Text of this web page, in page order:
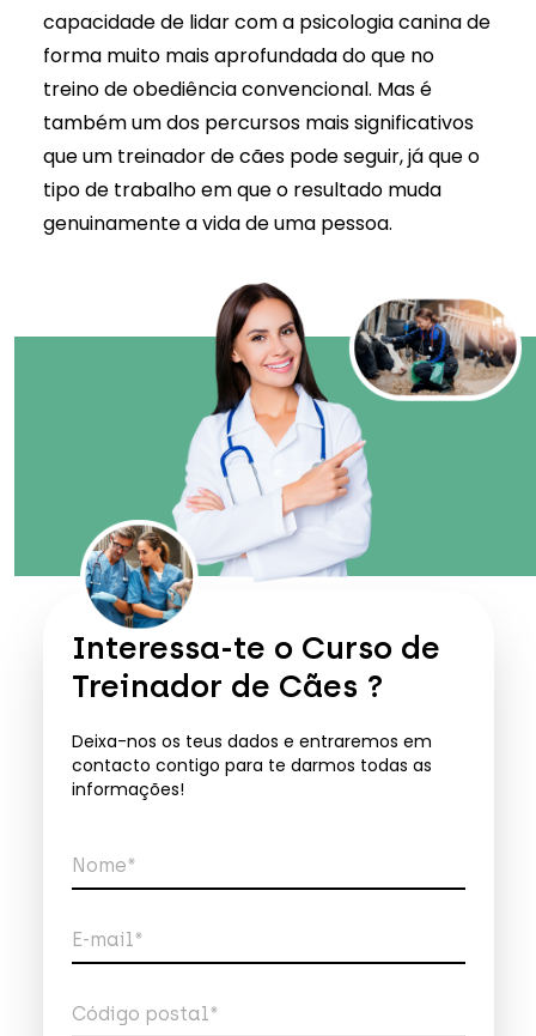
capacidade de lidar com a psicologia caninade
forma muito mais aprofundada do que no
treino de obediência convencional. Mas é
também um dos percursos mais significativos
que um treinador de cães pode seguir, já que o
tipo de trabalho em que o resultado muda
genuinamente a vida de uma pessoa.
Interessa-te o Curso de
Treinador de Cães ?
Deixa-nos os teus dados e entraremos em
contacto contigo para te darmos todas as
informações!
Nome*
E-mail*
Telefone*
Código postal*